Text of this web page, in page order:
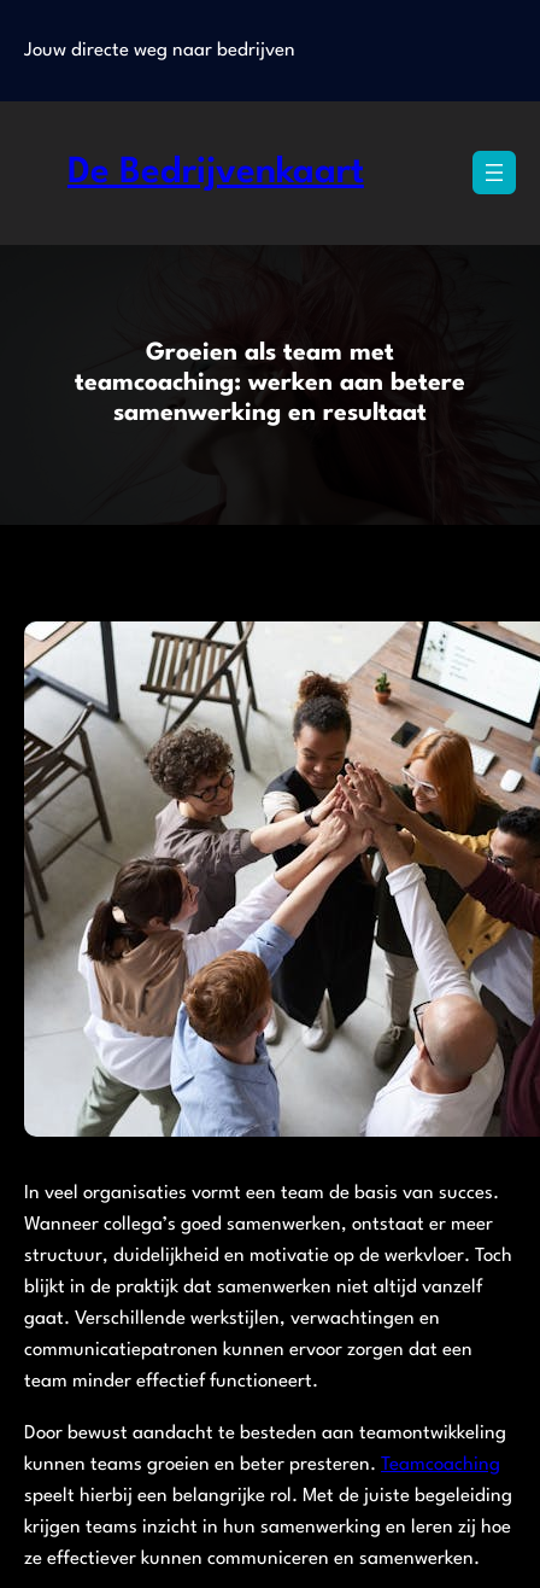
naarJouw directe weg naar bedrijven
De Bedrijvenkaart
Groeien als team met
teamcoaching: werken aan betere
samenwerking en resultaat
In veel organisaties vormt een team de basis van succes.
Wanneer collega’s goed samenwerken, ontstaat er meer
structuur, duidelijkheid en motivatie op de werkvloer. Toch
blijkt in de praktijk dat samenwerken niet altijd vanzelf
gaat. Verschillende werkstijlen, verwachtingen en
communicatiepatronen kunnen ervoor zorgen dat een
team minder effectief functioneert.
Door bewust aandacht te besteden aan teamontwikkeling
kunnen teams groeien en beter presteren. Teamcoaching
speelt hierbij een belangrijke rol. Met de juiste begeleiding
krijgen teams inzicht in hun samenwerking en leren zij hoe
ze effectiever kunnen communiceren en samenwerken.